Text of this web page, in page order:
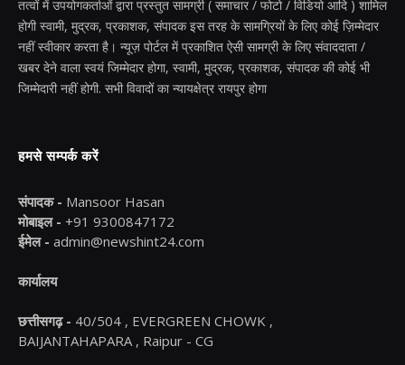
तत्वों में उपयोगकर्ताओं द्वारा प्रस्तुत सामग्री ( समाचार / फोटो / विडियो आदि ) शामिल
होगी स्वामी, मुद्रक, प्रकाशक, संपादक इस तरह के सामग्रियों के लिए कोई ज़िम्मेदार
नहीं स्वीकार करता है। न्यूज़ पोर्टल में प्रकाशित ऐसी सामग्री के लिए संवाददाता /
खबर देने वाला स्वयं जिम्मेदार होगा, स्वामी, मुद्रक, प्रकाशक, संपादक की कोई भी
जिम्मेदारी नहीं होगी. सभी विवादों का न्यायक्षेत्र रायपुर होगा
हमसे सम्पर्क करें
संपादक - Mansoor Hasan
मोबाइल - +91 9300847172
ईमेल - admin@newshint24.com
कार्यालय
छत्तीसगढ़ - 40/504 , EVERGREEN CHOWK ,
BAIJANTAHAPARA , Raipur - CG